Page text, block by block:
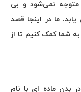
متوجه نمی‌شود و بی
ما در اینجا قصد
شما کمک کنیم تا از
بدن ماده ای با نام